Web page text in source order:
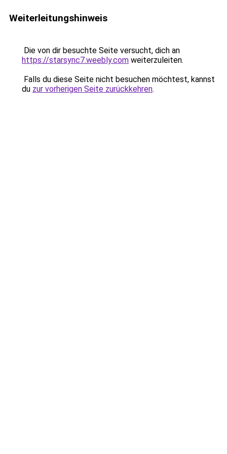
Weiterleitungshinweis
Die von dir besuchte Seite versucht, dich an
https://starsync7.weebly.com weiterzuleiten.
Falls du diese Seite nicht besuchen möchtest, kannst
du zur vorherigen Seite zurückkehren.